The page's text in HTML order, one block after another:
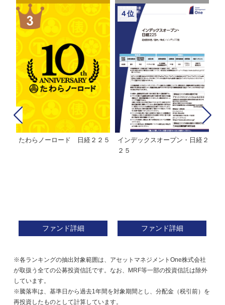
たわらノーロード 日経２２５
ファンド詳細
４位
インデックスオープン・日経２
２５
ファンド詳細
※各ランキングの抽出対象範囲は、アセットマネジメントOne株式会社
が取扱う全ての公募投資信託です。なお、MRF等一部の投資信託は除外
しています。
※騰落率は、基準日から過去1年間を対象期間とし、分配金（税引前）を
再投資したものとして計算しています。